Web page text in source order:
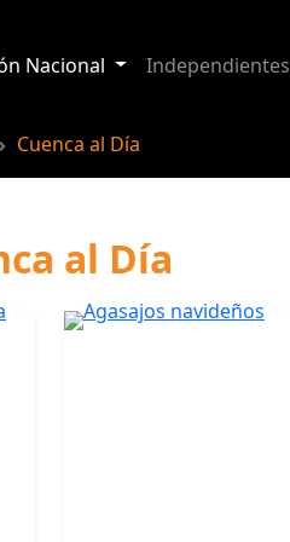
Nacional Independientes
Cuenca al Día
al Día